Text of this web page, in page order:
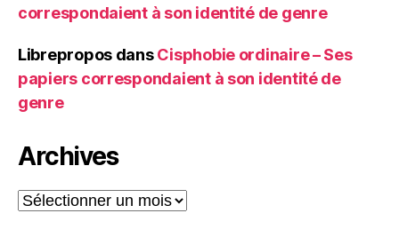
correspondaient à son identité de genre
Librepropos dansCisphobie ordinaire – Ses
papiers correspondaient à son identité de
genre
Archives
Archives